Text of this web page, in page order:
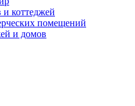
и коттеджей
помещений
и домов